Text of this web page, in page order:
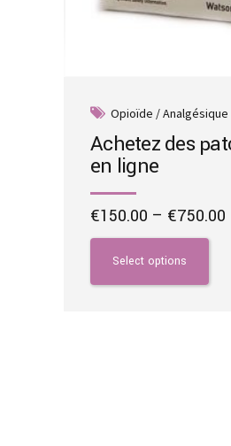
Opioïde / Analgésique
Achetez des
en ligne
€150.00 – €750.00
Select options
This
product
has